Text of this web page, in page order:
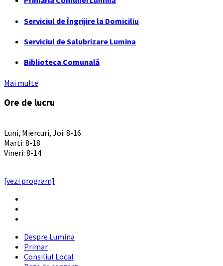
Serviciul de Îngrijire la Domiciliu
Serviciul de Salubrizare Lumina
Biblioteca Comunală
Mai multe
Ore de lucru
Luni, Miercuri, Joi: 8-16
Marti: 8-18
Vineri: 8-14
[vezi program]
Despre Lumina
Primar
Consiliul Local